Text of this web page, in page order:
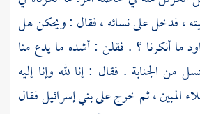
، فدخل على نسائه ، فقال : ويحكن هل
ما أنكرنا ؟ . فقلن : أشده ما يدع منا
من الجنابة . فقال : إنا لله وإنا إليه
المبين ، ثم خرج علىبني إسرائيلفقال